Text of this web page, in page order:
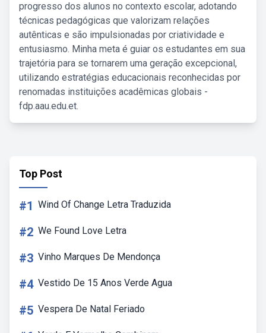
progresso dos alunos no contexto escolar, adotando
técnicas pedagógicas que valorizam relações
autênticas e são impulsionadas por criatividade e
entusiasmo. Minha meta é guiar os estudantes em sua
trajetória para se tornarem uma geração excepcional,
utilizando estratégias educacionais reconhecidas por
renomadas instituições acadêmicas globais -
fdp.aau.edu.et.
Top Post
#1 Wind Of Change Letra Traduzida
#2 We Found Love Letra
#3 Vinho Marques De Mendonça
#4 Vestido De 15 Anos Verde Agua
#5 Vespera De Natal Feriado